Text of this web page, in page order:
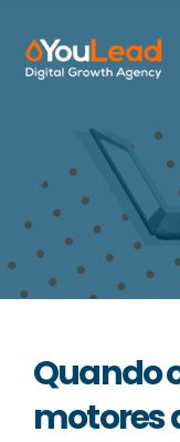
Quando
motores